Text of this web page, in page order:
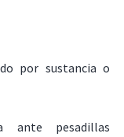
por sustancia o
ante pesadillas